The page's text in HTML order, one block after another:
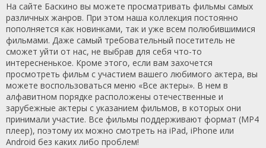
На сайте Баскино вы можете просматривать фильмы самых
различных жанров. При этом наша коллекция постоянно
пополняется как новинками, так и уже всем полюбившимися
фильмами. Даже самый требовательный посетитель не
сможет уйти от нас, не выбрав для себя что-то
интересненькое. Кроме этого, если вам захочется
просмотреть фильм с участием вашего любимого актера, вы
можете воспользоваться меню «Все актеры». В нем в
алфавитном порядке расположены отечественные и
зарубежные актеры с указанием фильмов, в которых они
принимали участие. Все фильмы поддерживают формат (MP4
плеер), поэтому их можно смотреть на iPad, iPhone или
Android без каких либо проблем!